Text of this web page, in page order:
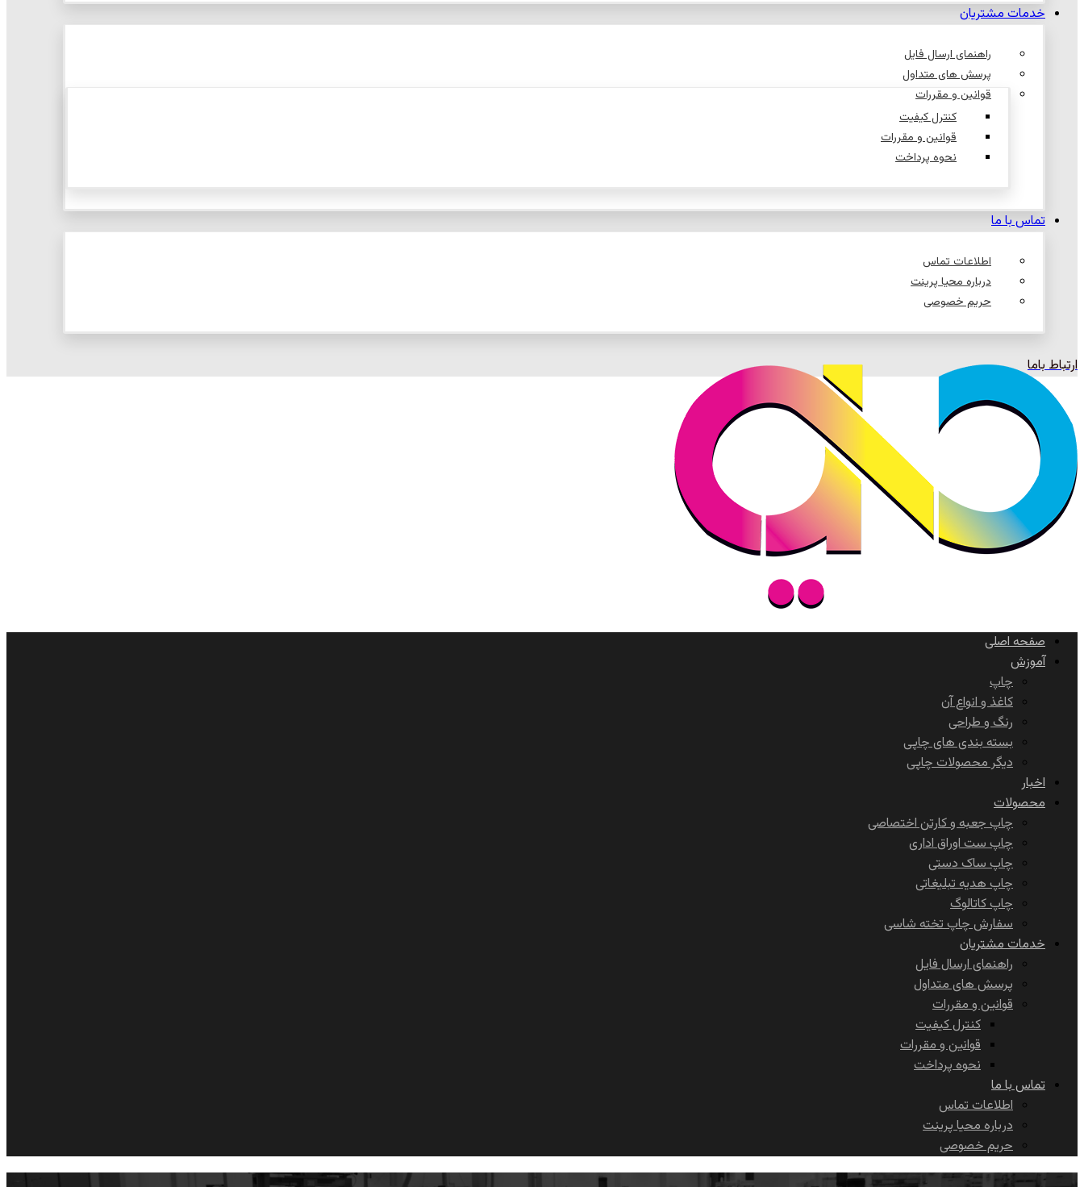
خدمات مشتریان
راهنمای ارسال فایل
پرسش های متداول
قوانین و مقررات
کنترل کیفیت
قوانین و مقررات
نحوه پرداخت
تماس با ما
اطلاعات تماس
درباره محیا پرینت
حریم خصوصی
ارتباط باما
صفحه اصلی
آموزش
چاپ
کاغذ و انواع آن
رنگ و طراحی
بسته بندی های چاپی
دیگر محصولات چاپی
اخبار
محصولات
چاپ جعبه و کارتن اختصاصی
چاپ ست اوراق اداری
چاپ ساک دستی
چاپ هدیه تبلیغاتی
چاپ کاتالوگ
سفارش چاپ تخته شاسی
خدمات مشتریان
راهنمای ارسال فایل
پرسش های متداول
قوانین و مقررات
کنترل کیفیت
قوانین و مقررات
نحوه پرداخت
تماس با ما
اطلاعات تماس
درباره محیا پرینت
حریم خصوصی